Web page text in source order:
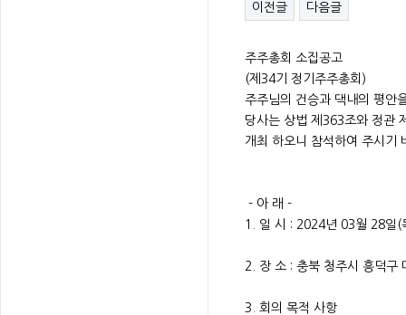
이전글 다음글
주주총회 소집공고
(제34기 정기주주총회)
주주님의 건승과 댁내의 평안
당사는 상법 제363조와 정관
개최 하오니 참석하여 주시기
- 아 래 -
1. 일 시 : 2024년 03월 28일(
2. 장 소 : 충북 청주시 흥덕구
3. 회의 목적 사항